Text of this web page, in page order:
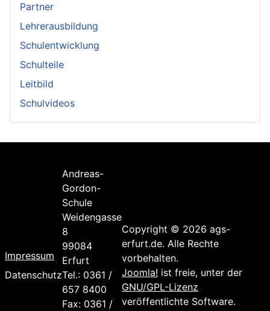
Partner
Lehrerausbildung
Schulentwicklung
Schulteile
Leitbild
Schulvideos
Impressum
Datenschutz
Andreas-
Gordon-
Schule
Weidengasse
8
99084
Erfurt
Tel.: 0361 /
657 8400
Fax: 0361 /
Copyright © 2026 ags-
erfurt.de. Alle Rechte
vorbehalten.
Joomla! ist freie, unter der
GNU/GPL-Lizenz
veröffentlichte Software.